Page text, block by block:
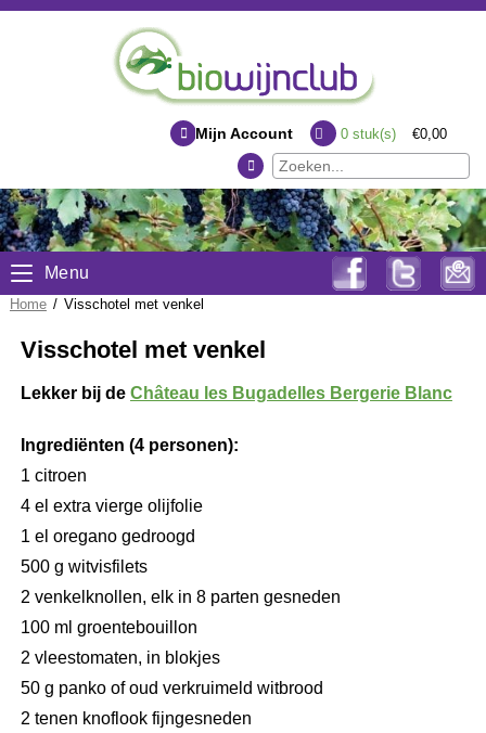
Mijn Account 0stuk(s) €0,00
Menu
Home / Visschotel met venkel
Visschotel met venkel
Lekker bij de Château les Bugadelles Bergerie Blanc
Ingrediënten (4 personen):
1 citroen
4 el extra vierge olijfolie
1 el oregano gedroogd
500 g witvisfilets
2 venkelknollen, elk in 8 parten gesneden
100 ml groentebouillon
2 vleestomaten, in blokjes
50 g panko of oud verkruimeld witbrood
2 tenen knoflook fijngesneden